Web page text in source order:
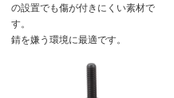
の設置でも傷が付きにくい素材で
す。
錆を嫌う環境に最適です。